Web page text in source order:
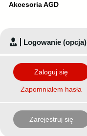
Akcesoria AGD
Logowanie (opcja)
Zaloguj się
Zapomniałem hasła
Zarejestruj się